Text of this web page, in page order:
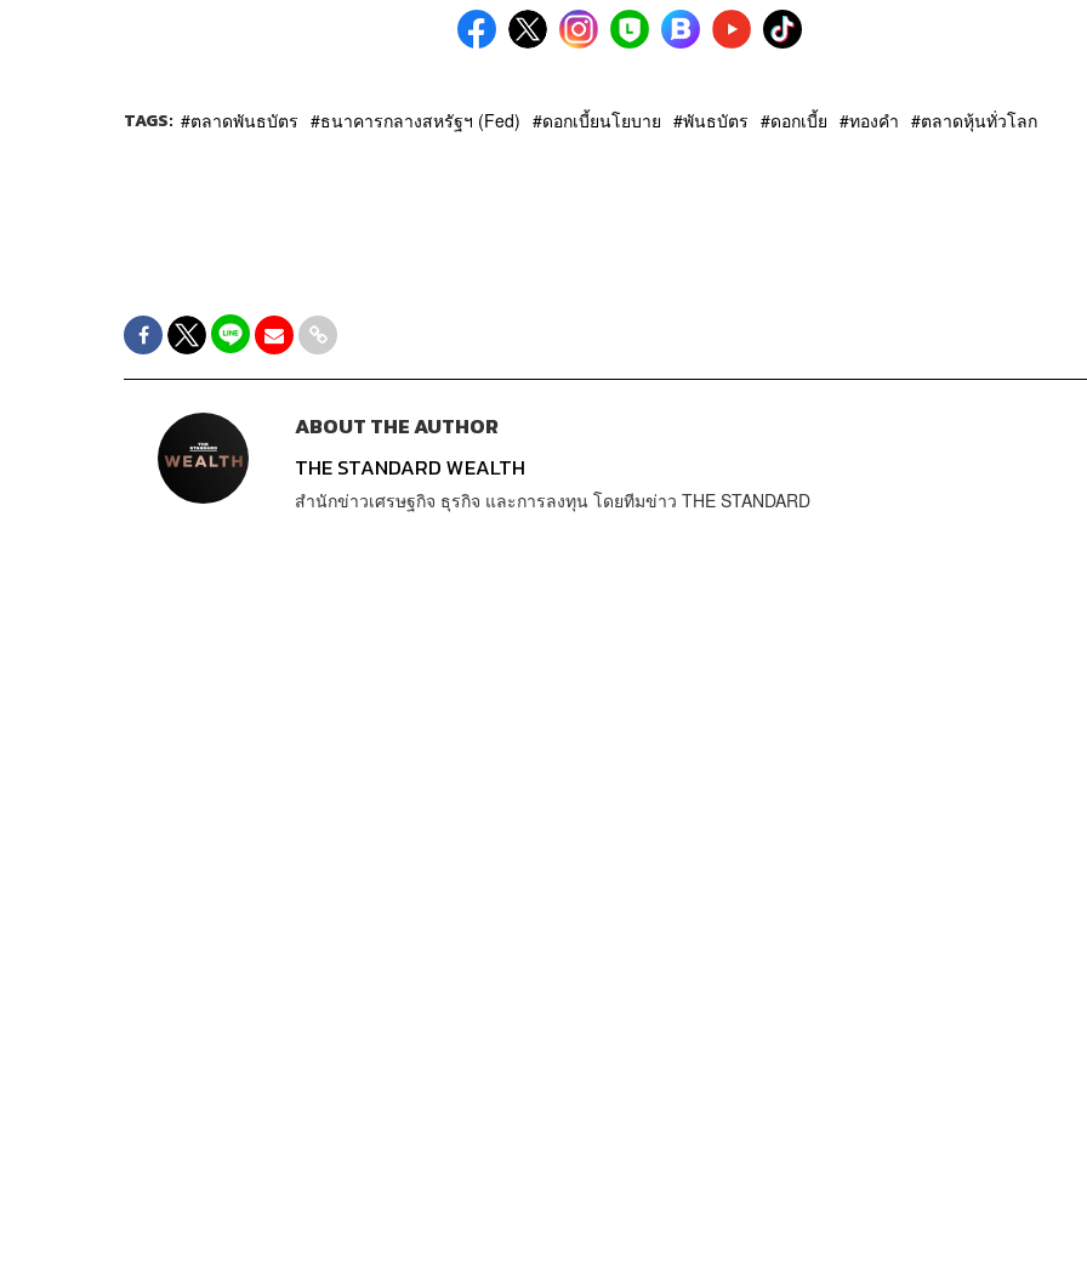
TAGS: ตลาดพันธบัตร ธนาคารกลางสหรัฐฯ (Fed) ดอกเบี้ยนโยบาย พันธบัตร ดอกเบี้ย ทองคำ ตลาดหุ้นทั่วโลก
ABOUT THE AUTHOR
THE STANDARD WEALTH
สำนักข่าวเศรษฐกิจ ธุรกิจ และการลงทุน โดยทีมข่าว THE STANDARD